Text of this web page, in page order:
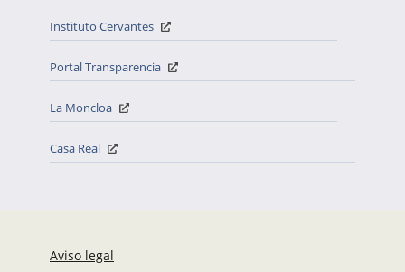
Instituto Cervantes
Portal Transparencia
La Moncloa
Casa Real
Aviso legal